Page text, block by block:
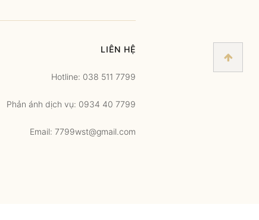
LIÊN HỆ
Hotline: 038 511 7799
Phản ánh dịch vụ: 0934 40 7799
Email: 7799wst@gmail.com